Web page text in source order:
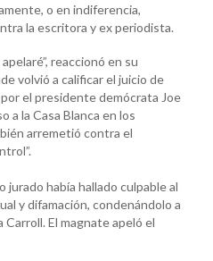
o en indiferencia,
la escritora y ex periodista.
reaccionó en su
volvió a calificar el juicio de
por el presidente demócrata Joe
a la Casa Blanca en los
arremetió contra el
jurado había hallado culpable al
y difamación, condenándolo a
Carroll. El magnate apeló el